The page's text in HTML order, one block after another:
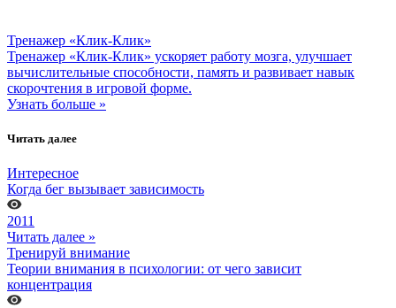
Тренажер «Клик-Клик»
Тренажер «Клик-Клик» ускоряет работу мозга, улучшает
вычислительные способности, память и развивает навык
скорочтения в игровой форме.
Узнать больше »
Читать далее
Интересное
Когда бег вызывает зависимость
2011
Читать далее »
Тренируй внимание
Теории внимания в психологии: от чего зависит
концентрация